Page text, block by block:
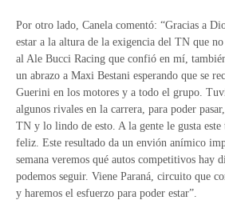
Por otro lado, Canela comentó: “Gracias a
estar a la altura de la exigencia del TN que
al Ale Bucci Racing que confió en mí,
un abrazo a Maxi Bestani esperando que se
Guerini en los motores y a todo el grupo.
algunos rivales en la carrera, para poder
TN y lo lindo de esto. A la gente le gusta este
feliz. Este resultado da un envión anímico
semana veremos qué autos competitivos hay
podemos seguir. Viene Paraná, circuito que
y haremos el esfuerzo para poder estar”.